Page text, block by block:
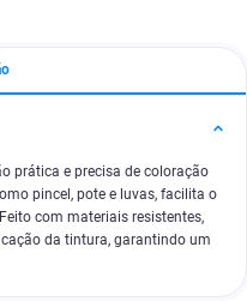
prática e precisa de coloração
pincel, pote e luvas, facilita o
com materiais resistentes,
da tintura, garantindo um